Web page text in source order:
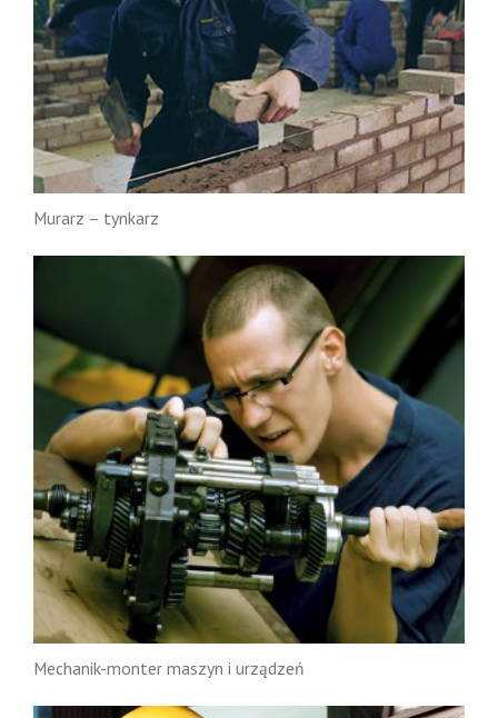
Murarz – tynkarz
Mechanik-monter maszyn i urządzeń